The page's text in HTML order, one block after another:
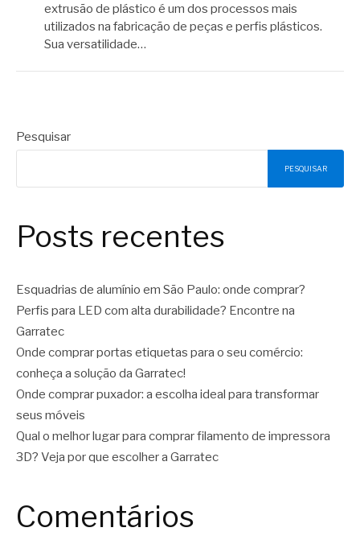
extrusão de plástico é um dos processos mais
utilizados na fabricação de peças e perfis plásticos.
Sua versatilidade…
Pesquisar
PESQUISAR
Posts recentes
Esquadrias de alumínio em São Paulo: onde comprar?
Perfis para LED com alta durabilidade? Encontre na
Garratec
Onde comprar portas etiquetas para o seu comércio:
conheça a solução da Garratec!
Onde comprar puxador: a escolha ideal para transformar
seus móveis
Qual o melhor lugar para comprar filamento de impressora
3D? Veja por que escolher a Garratec
Comentários